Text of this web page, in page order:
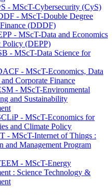
- MScT-Cybersecurity (CyS)
- MScT-Double Degree
(DDDF)
- MScT-Data and Economics
Policy (DEPP)
- MScT-Data Science for
- MScT-Economics, Data
Corporate Finance
- MScT-Environmental
and Sustainability
- MScT-Economics for
and Climate Policy
- MScT-Internet of Things :
and Management Program
- MScT-Energy
: Science Technology &